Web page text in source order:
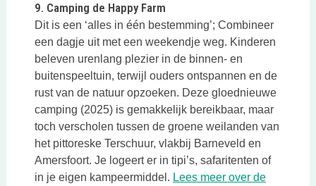
9. Camping de Happy Farm
Dit is een ‘alles in één bestemming’; Combineer
een dagje uit met een weekendje weg. Kinderen
beleven urenlang plezier in de binnen- en
buitenspeeltuin, terwijl ouders ontspannen en de
rust van de natuur opzoeken. Deze gloednieuwe
camping (2025) is gemakkelijk bereikbaar, maar
toch verscholen tussen de groene weilanden van
het pittoreske Terschuur, vlakbij Barneveld en
Amersfoort. Je logeert er in tipi’s, safaritenten of
in je eigen kampeermiddel. Lees meer over de